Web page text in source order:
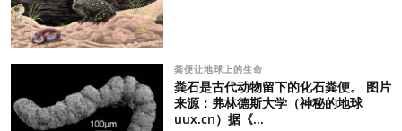
粪便让地球上的生命
粪石是古代动物留下的化石粪便。 图片
来源：弗林德斯大学（神秘的地球
uux.cn）据《...